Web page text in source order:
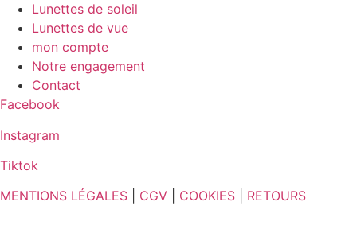
Lunettes de soleil
Lunettes de vue
mon compte
Notre engagement
Contact
Facebook
Instagram
Tiktok
MENTIONS LÉGALES
CGV COOKIES RETOURS